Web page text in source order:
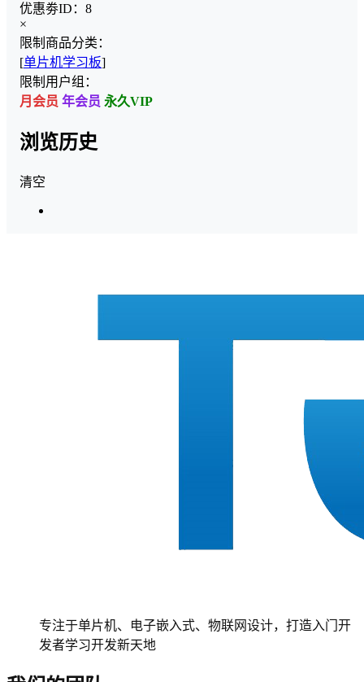
优惠劵ID： 8
×
限制商品分类：
[单片机学习板]
限制用户组：
月会员 年会员 永久VIP
浏览历史
清空
专注于单片机、电子嵌入式、物联网设计，打造入门开
发者学习开发新天地